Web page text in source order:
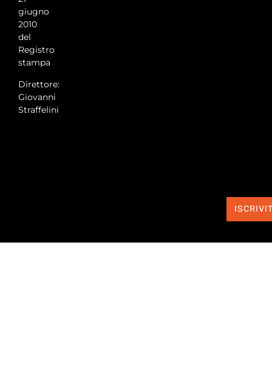
giugno
2010
del
Registro
stampa
Direttore:
Giovanni
Straffelini